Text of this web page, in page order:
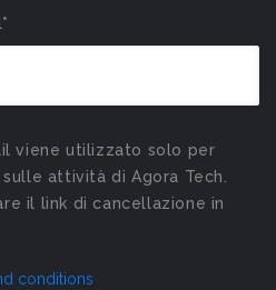
viene utilizzato solo per
attività di Agora Tech.
il link di cancellazione in
conditions